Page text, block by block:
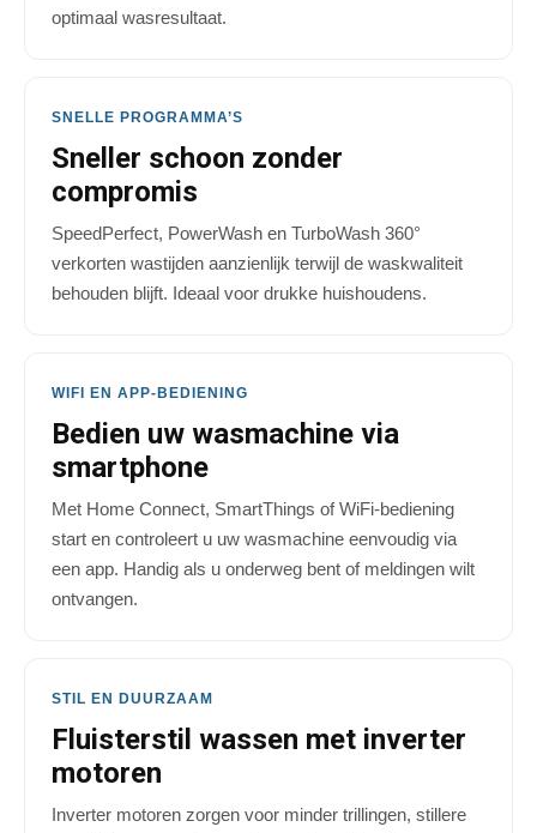
optimaal wasresultaat.
SNELLE PROGRAMMA’S
Sneller schoon zonder
compromis
SpeedPerfect, PowerWash en TurboWash 360°
verkorten wastijden aanzienlijk terwijl de waskwaliteit
behouden blijft. Ideaal voor drukke huishoudens.
WIFI EN APP-BEDIENING
Bedien uw wasmachine via
smartphone
Met Home Connect, SmartThings of WiFi-bediening
start en controleert u uw wasmachine eenvoudig via
een app. Handig als u onderweg bent of meldingen wilt
ontvangen.
STIL EN DUURZAAM
Fluisterstil wassen met inverter
motoren
Inverter motoren zorgen voor minder trillingen, stillere